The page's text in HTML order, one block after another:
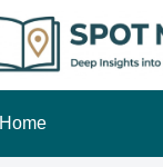
Home